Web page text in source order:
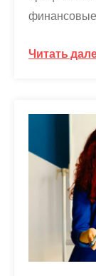
финансовые
Читать